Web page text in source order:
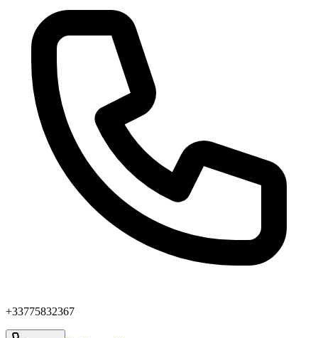
+33775832367